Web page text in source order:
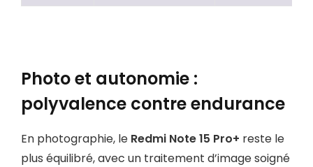
Photo et autonomie :
polyvalence contre endurance
En photographie, le Redmi Note 15 Pro+ reste le
plus équilibré, avec un traitement d’image soigné